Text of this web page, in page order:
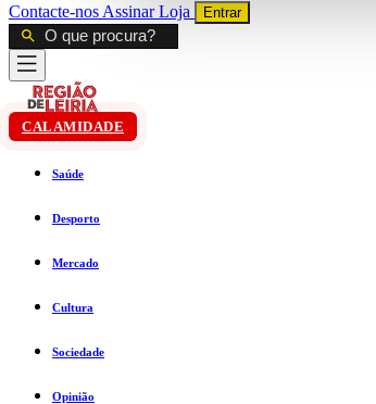
Contacte-nos AssinarLoja Entrar
CALAMIDADE
Saúde
Desporto
Mercado
Cultura
Sociedade
Opinião